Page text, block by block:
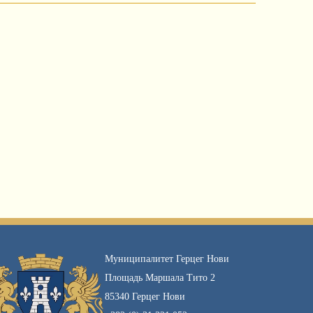
Муниципалитет Герцег Нови
Площадь Маршала Тито 2
85340 Герцег Нови